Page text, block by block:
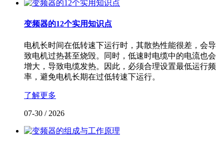
变频器的12个实用知识点
电机长时间在低转速下运行时，其散热性能很差，会导
致电机过热甚至烧毁。同时，低速时电缆中的电流也会
增大，导致电缆发热。因此，必须合理设置最低运行频
率，避免电机长期在过低转速下运行。
了解更多
07-30 / 2026